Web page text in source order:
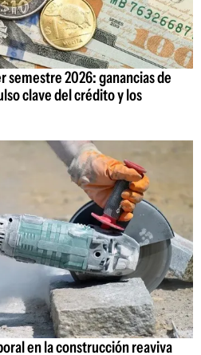
semestre 2026: ganancias de
clave del crédito y los
en la construcción reaviva